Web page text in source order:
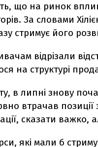
що на ринок
За словами
стримує його
відрізали
на структурі
в липні знову
втрачав позиції
сказати важко,
які мали б